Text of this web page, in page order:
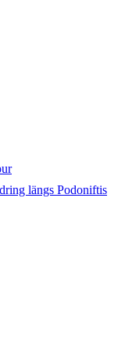
längs Podoniftis